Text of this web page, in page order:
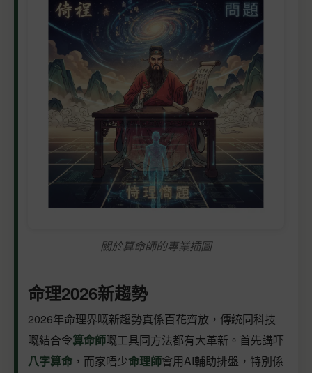
關於算命師的專業插圖
命理2026新趨勢
2026年命理界嘅新趨勢真係百花齊放，傳統同科技
嘅結合令算命師嘅工具同方法都有大革新。首先講吓
八字算命 ，而家唔少命理師會用AI輔助排盤，特別係